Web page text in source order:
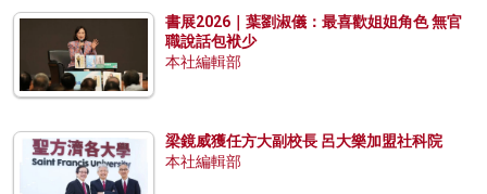
書展2026｜葉劉淑儀：最喜歡姐姐角色 無官
職說話包袱少
本社編輯部
梁鏡威獲任方大副校長 呂大樂加盟社科院
本社編輯部